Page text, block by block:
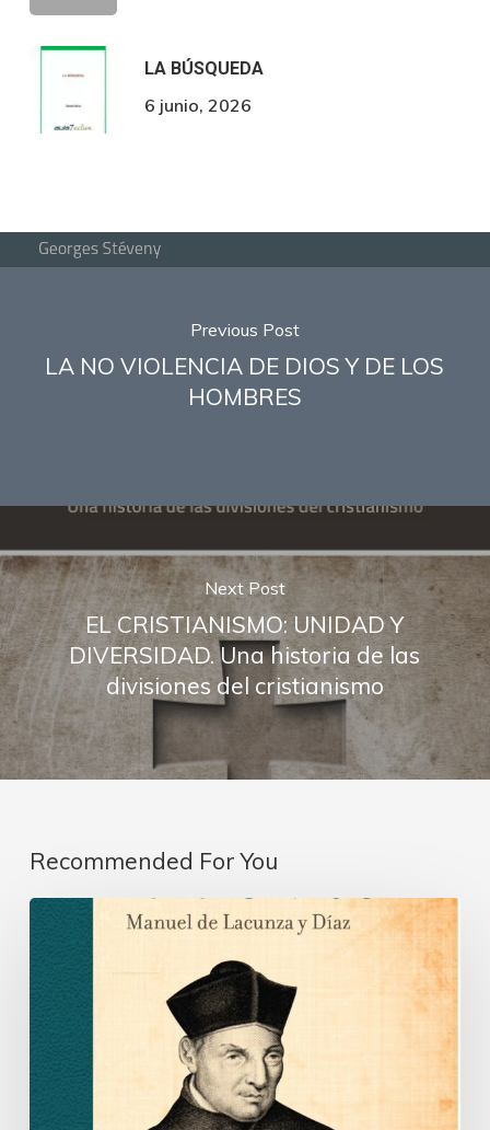
LA BÚSQUEDA
6 junio, 2026
Previous Post
LA NO VIOLENCIA DE DIOS Y DE LOS
HOMBRES
Next Post
EL CRISTIANISMO: UNIDAD Y
DIVERSIDAD. Una historia de las
divisiones del cristianismo
Recommended For You